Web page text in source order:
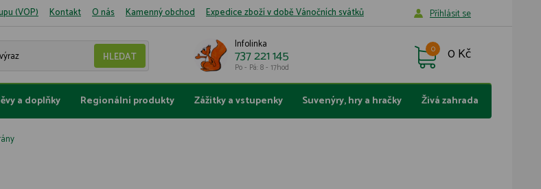
(VOP) Kontakt O nás Kamenný obchod Expedice zboží v době Vánočních svátků Příhlásit se
Infolinka
737 221 145
Po - Pá: 8 - 17hod
0 Kč
0
a doplňky Regionální produkty Zážitky a vstupenky Suvenýry, hry a hračky Živá zahrada